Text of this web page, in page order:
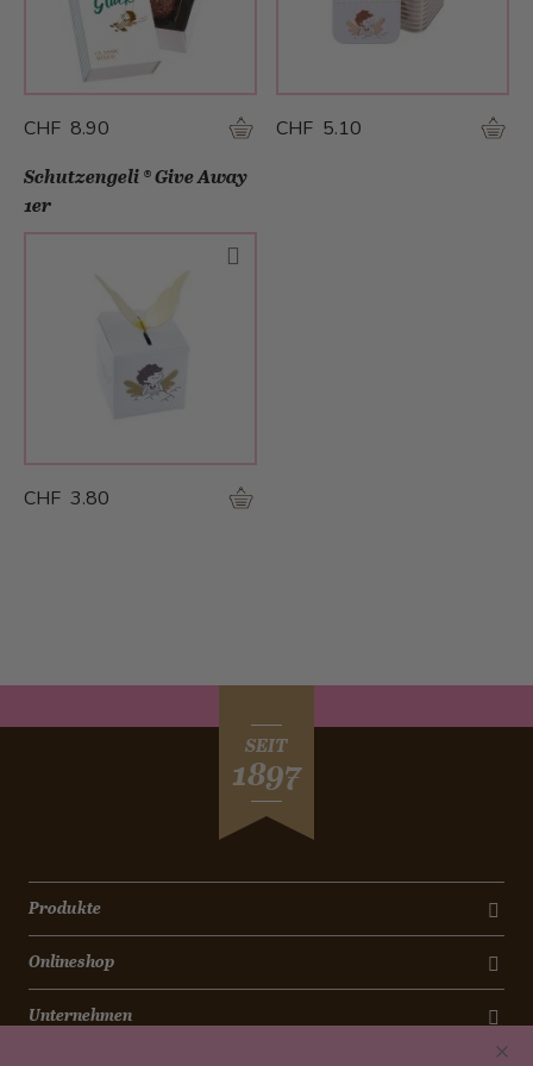
CHF 8.90 CHF 5.10
Schutzengeli ® Give Away
1er
CHF 3.80
SEIT
1897
Produkte
Onlineshop
Unternehmen